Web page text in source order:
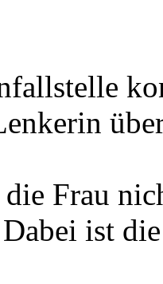
Frau
ist